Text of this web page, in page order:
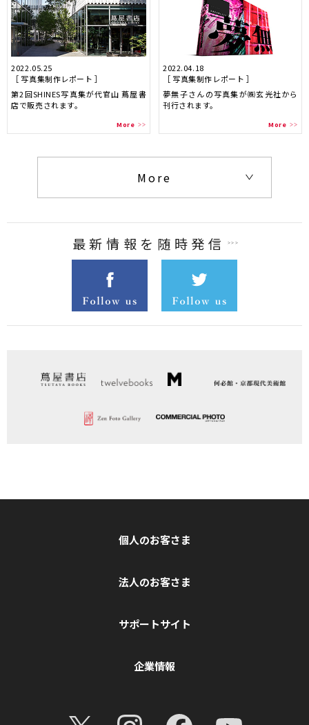
2022.05.25
［ 写真集制作レポート ］
第2回SHINES写真集が代官山 蔦屋書
店で販売されます。
More
2022.04.18
［ 写真集制作レポート ］
夢無子さんの写真集が㈱玄光社から
刊行されます。
More
More
最新情報を随時発信
個人のお客さま
法人のお客さま
サポートサイト
企業情報